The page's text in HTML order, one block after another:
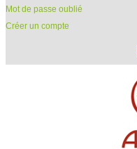
Mot de passe oublié
Créer un compte